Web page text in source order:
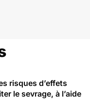
risques d’effets
le sevrage, à l’aide